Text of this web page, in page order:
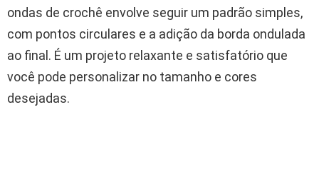
ondas de crochê envolve seguir um padrão simples,
com pontos circulares e a adição da borda ondulada
ao final. É um projeto relaxante e satisfatório que
você pode personalizar no tamanho e cores
desejadas.